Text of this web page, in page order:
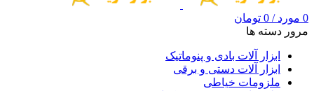
0 مورد /
0 تومان
مرور دسته ها
ابزار آلات بادی و پنوماتیک
ابزار آلات دستی و برقی
ملزومات خیاطی